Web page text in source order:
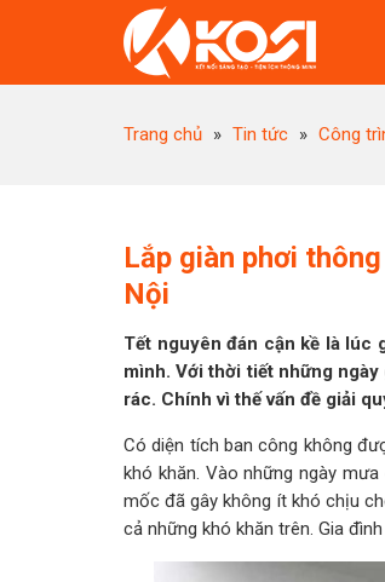
Trang chủ » Tin tức » Công
Lắp giàn phơi
Nội
Tết nguyên đán cận kề là lúc
mình. Với thời tiết những
rác. Chính vì thế vấn đề giải
Có diện tích ban công không
khó khăn. Vào những ngày
mốc đã gây không ít khó chịu
cả những khó khăn trên. Gia